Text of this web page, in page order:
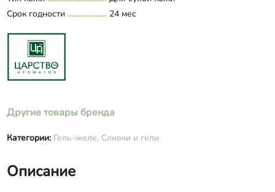
гиалуроновая кислота
Срок годности
24 мес
Другие товары бренда
Категории: Гель-желе, Сливки и гели
Описание